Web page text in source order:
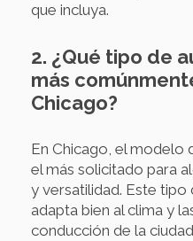
que incluya.
2. ¿Qué tipo de
más
Chicago?
En Chicago, el modelo
el más solicitado para
y versatilidad. Este tipo
adapta bien al clima y
conducción de la